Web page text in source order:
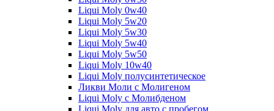
Liqui Moly 0w40
Liqui Moly 5w20
Liqui Moly 5w30
Liqui Moly 5w40
Liqui Moly 5w50
Liqui Moly 10w40
Liqui Moly полусинтетическое
Ликви Моли с Молигеном
Liqui Moly с Молибденом
Liqui Moly для авто с пробегом